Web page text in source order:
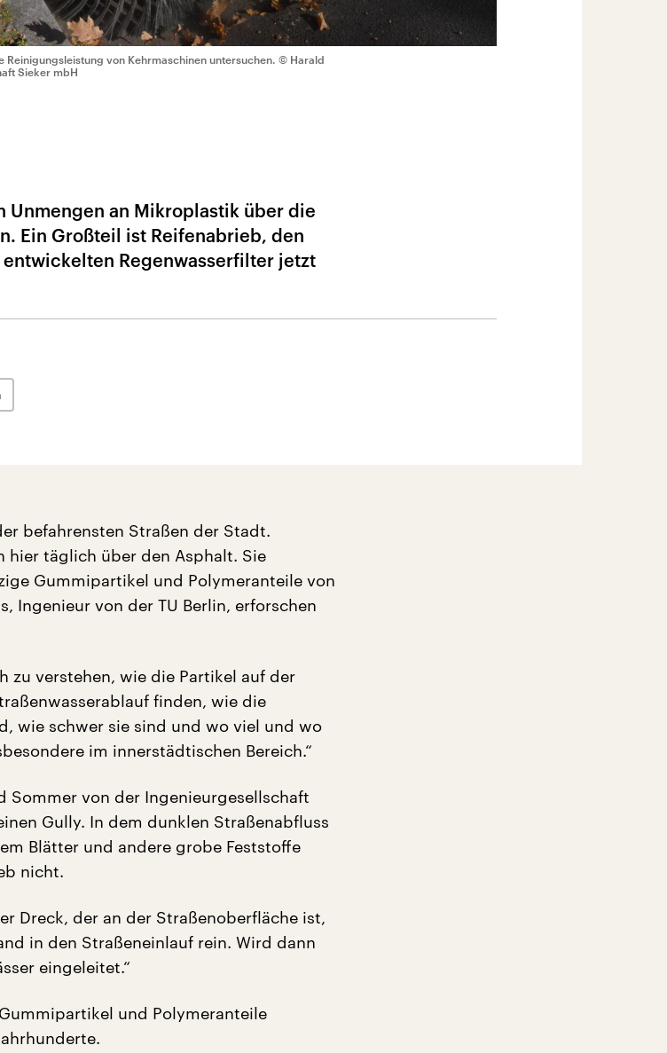
Reinigungsleistung von Kehrmaschinen untersuchen. © Harald
Sieker mbH
Unmengen an Mikroplastik über die
Ein Großteil ist Reifenabrieb, den
Regenwasserfilter jetzt
befahrensten Straßen der Stadt.
hier täglich über den Asphalt. Sie
Gummipartikel und Polymeranteile von
Ingenieur von der TU Berlin, erforschen
zu verstehen, wie die Partikel auf der
finden, wie die
wie schwer sie sind und wo viel und wo
im innerstädtischen Bereich.“
Sommer von der Ingenieurgesellschaft
Gully. In dem dunklen Straßenabfluss
Blätter und andere grobe Feststoffe
nicht.
Dreck, der an der Straßenoberfläche ist,
in den Straßeneinlauf rein. Wird dann
eingeleitet.“
und Polymeranteile